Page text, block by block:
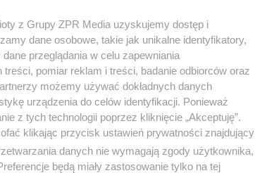
z Grupy ZPR Media uzyskujemy dostęp i
dane osobowe, takie jak unikalne identyfikatory,
przeglądania w celu zapewniania
pomiar reklam i treści, badanie odbiorców oraz
możemy używać dokładnych danych
urządzenia do celów identyfikacji. Ponieważ
z tych technologii poprzez kliknięcie „Akceptuję”.
klikając przycisk ustawień prywatności znajdujący
danych nie wymagają zgody użytkownika,
będą miały zastosowanie tylko na tej